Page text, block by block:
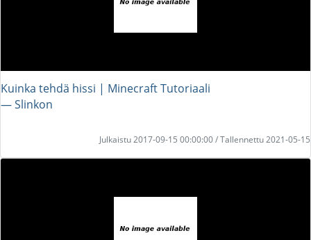
Kuinka tehdä hissi | Minecraft Tutoriaali
― Slinkon
Julkaistu 2017-09-15 00:00:00 / Tallennettu 2021-05-15